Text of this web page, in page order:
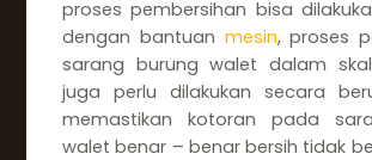
proses pembersihan bisa
dengan bantuan mesin, proses
sarang burung walet dalam
juga perlu dilakukan secara
memastikan kotoran pada
walet benar – benar bersih tidak